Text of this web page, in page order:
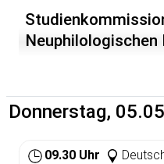
Neuphilologischen
Donnerstag,
09.30 Uhr